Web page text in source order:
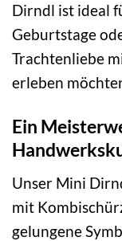
Dirndl ist ideal
Geburtstage
Trachtenliebe
erleben
Ein
Unser Mini
mit
gelungene